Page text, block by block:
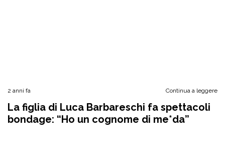
2 anni fa Continua a leggere
La figlia di Luca Barbareschi fa spettacoli
bondage: “Ho un cognome di me*da”